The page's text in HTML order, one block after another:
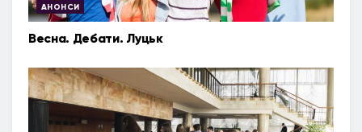
АНОНСИ
Весна. Дебати. Луцьк